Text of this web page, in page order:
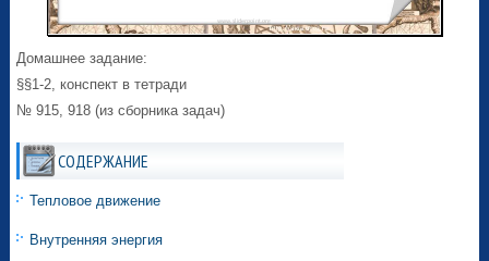
Домашнее задание:
§§1-2, конспект в тетради
№ 915, 918 (из сборника задач)
СОДЕРЖАНИЕ
Тепловое движение
Внутренняя энергия